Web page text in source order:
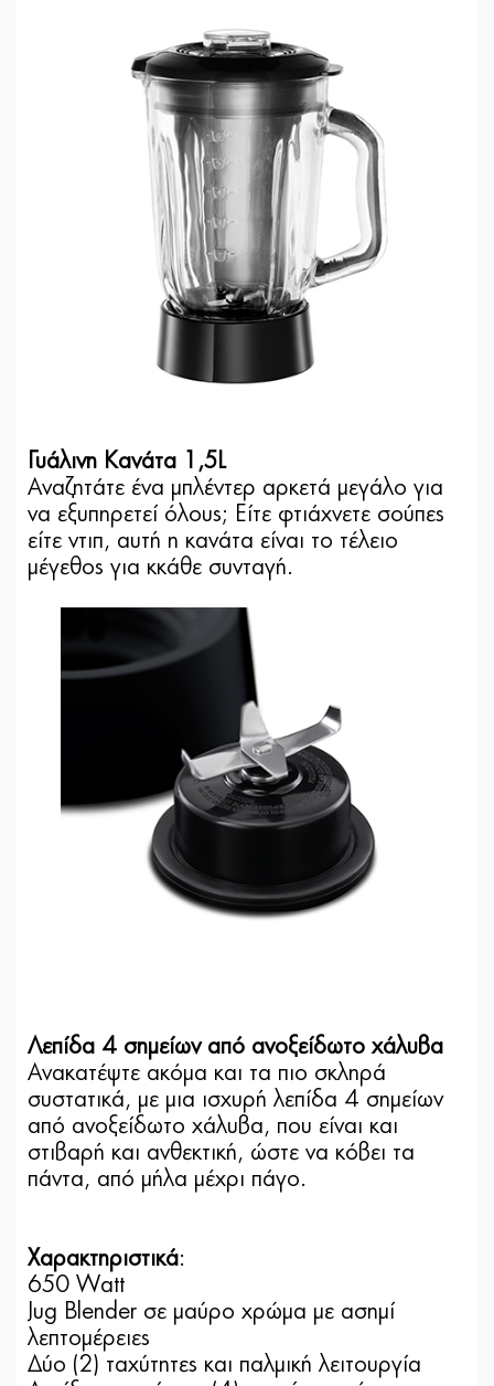
Γυάλινη Κανάτα 1,5L
Αναζητάτε ένα μπλέντερ αρκετά μεγάλο για
να εξυπηρετεί όλους; Είτε φτιάχνετε σούπες
είτε ντιπ, αυτή η κανάτα είναι το τέλειο
μέγεθος για κκάθε συνταγή.
Λεπίδα 4 σημείων από ανοξείδωτο χάλυβα
Ανακατέψτε ακόμα και τα πιο σκληρά
συστατικά, με μια ισχυρή λεπίδα 4 σημείων
από ανοξείδωτο χάλυβα, που είναι και
στιβαρή και ανθεκτική, ώστε να κόβει τα
πάντα, από μήλα μέχρι πάγο.
Χαρακτηριστικά:
650 Watt
Jug Blender σε μαύρο χρώμα με ασημί
λεπτομέρειες
Δύο (2) ταχύτητες και παλμική λειτουργία